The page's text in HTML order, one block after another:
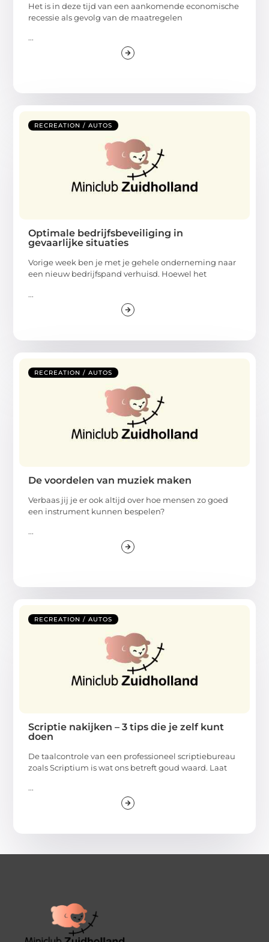
Het is in deze tijd van een aankomende economische
recessie als gevolg van de maatregelen
...
RECREATION / AUTOS
Optimale bedrijfsbeveiliging in
gevaarlijke situaties
Vorige week ben je met je gehele onderneming naar
een nieuw bedrijfspand verhuisd. Hoewel het
...
RECREATION / AUTOS
De voordelen van muziek maken
Verbaas jij je er ook altijd over hoe mensen zo goed
een instrument kunnen bespelen?
...
RECREATION / AUTOS
Scriptie nakijken – 3 tips die je zelf kunt
doen
De taalcontrole van een professioneel scriptiebureau
zoals Scriptium is wat ons betreft goud waard. Laat
...